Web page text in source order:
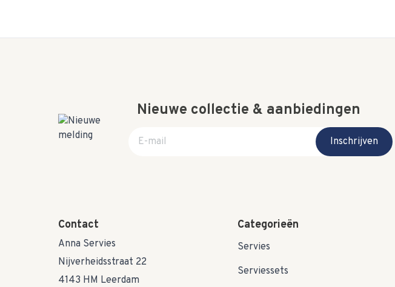
Nieuwe collectie & aanbiedingen
E-mail adres
Inschrijven
Contact
Anna Servies
Nijverheidsstraat 22
4143 HM Leerdam
Categorieën
Servies
Serviessets